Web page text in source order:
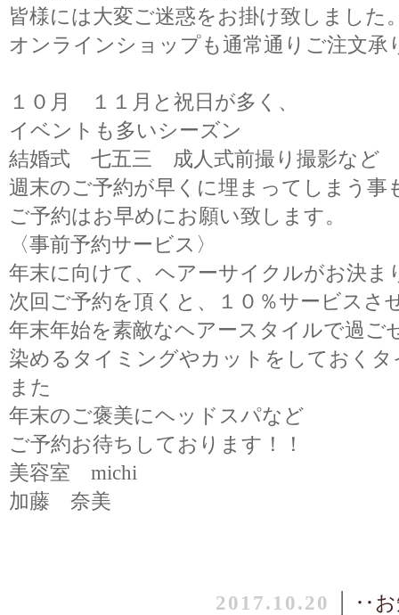
皆様には大変ご迷惑をお掛け致しました
オンラインショップも通常通りご注文承
１０月 １１月と祝日が多く、
イベントも多いシーズン
結婚式 七五三 成人式前撮り撮影など
週末のご予約が早くに埋まってしまう事
ご予約はお早めにお願い致します。
〈事前予約サービス〉
年末に向けて、ヘアーサイクルがお決ま
次回ご予約を頂くと、１０％サービスさ
年末年始を素敵なヘアースタイルで過ご
染めるタイミングやカットをしておくタ
また
年末のご褒美にヘッドスパなど
ご予約お待ちしております！！
美容室 michi
加藤 奈美
2017.10.20 ‥